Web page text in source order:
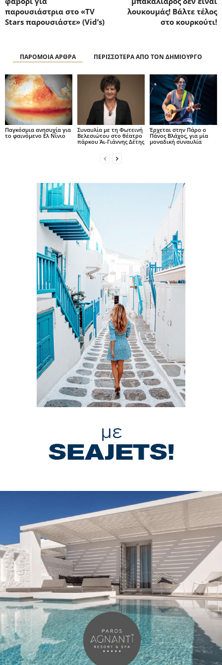
παρουσιάστρια στο «TV
Stars παρουσιάστε» (Vid’s)
λουκουμάς! Βάλτε τέλος
στο κουρκούτι!
ΠΑΡΟΜΟΙΑ ΑΡΘΡΑ ΠΕΡΙΣΣΟΤΕΡΑ ΑΠΟ ΤΟΝ ΔΗΜΙΟΥΡΓΟ
Παγκόσμια ανησυχία για
το φαινόμενο Ελ Νίνιο
Συναυλία με τη Φωτεινή
Βελεσιώτου στο θέατρο
πάρκου Άι-Γιάννης Δέτης
Έρχεται στην Πάρο ο
Πάνος Βλάχος, για μία
μοναδική συναυλία